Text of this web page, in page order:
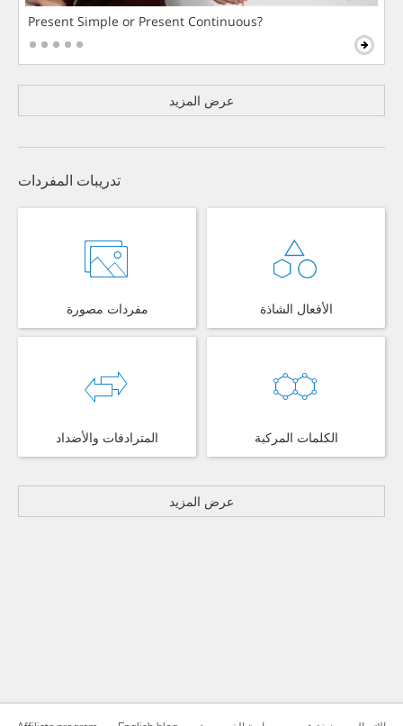
Present Simple or Present Continuous?
عرض المزيد
تدريبات المفردات
مفردات مصورة الأفعال الشاذة
المترادفات والأضداد الكلمات المركبة
عرض المزيد